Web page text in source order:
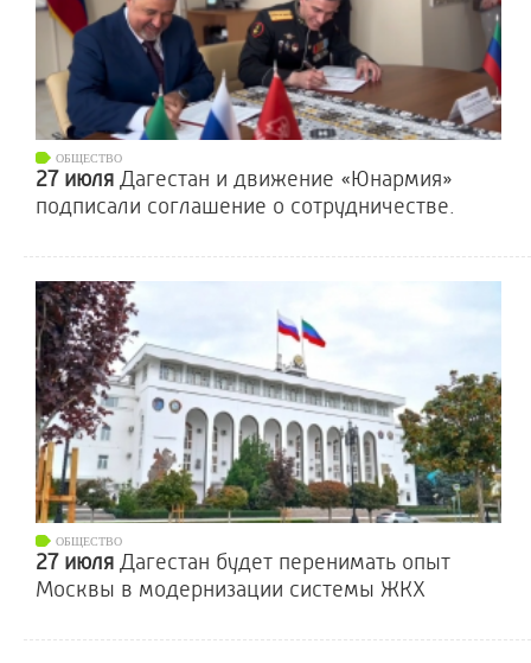
ОБЩЕСТВО
27 июля Дагестан и движение «Юнармия»
подписали соглашение о сотрудничестве.
ОБЩЕСТВО
27 июля Дагестан будет перенимать опыт
Москвы в модернизации системы ЖКХ